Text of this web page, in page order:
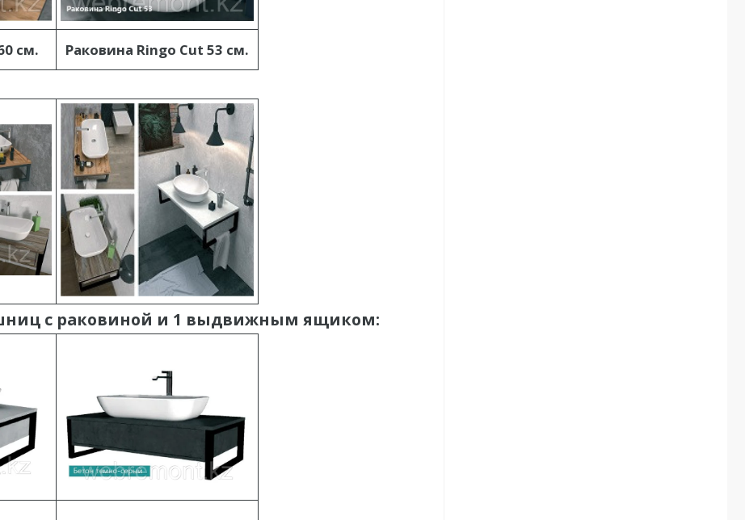
см. Раковина Ringo Cut 53 см.
с раковиной и 1 выдвижным ящиком: